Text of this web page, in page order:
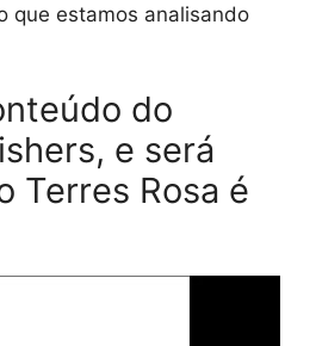
que estamos analisando
do
e será
Terres Rosa é